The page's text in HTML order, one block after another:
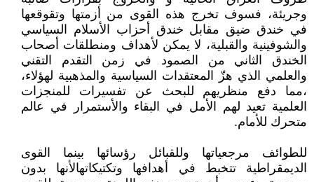
وجريئة، فسوف تخرج هذه القوى من أزمتها وتقوقعها
في خندق ضيق مقابل خندق أحزاب الأسلام السياسي
والشوفينية والقبلية، لا يمكن لأهداف ومنطلقات أصحاب
الخندق الثاني من الصمود في زمن التقدم التقني
والعلمي الذي هزّ المعتقدات السياسية والمذهبية لهؤلاء،
،مما دفع منظريهم للبحث عن تفسيرات للمنجزات
العلمية تعيد لهم الأمل في البقاء والأستمرار في عالم
متحرك للأمام.
للطوائف مرجعياتها وللقبائل رؤسائها بينما القوى
الديمقراطية تتخبط في أهدافها وتكتيكاتهالأنها بدون